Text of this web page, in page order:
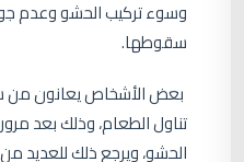
وسوء تركيب الحشو وعدم
سقوطها.
بعض الأشخاص يعانون من
تناول الطعام، وذلك بعد
الحشو، ويرجع ذلك للعديد